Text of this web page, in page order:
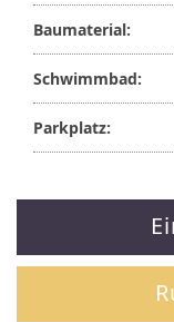
Baumaterial:
Schwimmbad:
Parkplatz: